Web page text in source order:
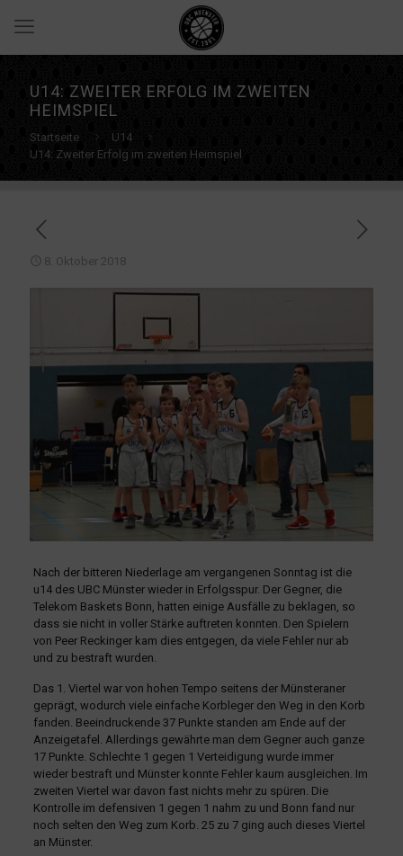
U14: ZWEITER ERFOLG IM ZWEITEN
HEIMSPIEL
Startseite
U14
U14: Zweiter Erfolg im zweiten Heimspiel
8. Oktober 2018
Nach der bitteren Niederlage am vergangenen Sonntag ist die
u14 des UBC Münster wieder in Erfolgsspur. Der Gegner, die
Telekom Baskets Bonn, hatten einige Ausfälle zu beklagen, so
dass sie nicht in voller Stärke auftreten konnten. Den Spielern
von Peer Reckinger kam dies entgegen, da viele Fehler nur ab
und zu bestraft wurden.
Das 1. Viertel war von hohen Tempo seitens der Münsteraner
geprägt, wodurch viele einfache Korbleger den Weg in den Korb
fanden. Beeindruckende 37 Punkte standen am Ende auf der
Anzeigetafel. Allerdings gewährte man dem Gegner auch ganze
17 Punkte. Schlechte 1 gegen 1 Verteidigung wurde immer
wieder bestraft und Münster konnte Fehler kaum ausgleichen. Im
zweiten Viertel war davon fast nichts mehr zu spüren. Die
Kontrolle im defensiven 1 gegen 1 nahm zu und Bonn fand nur
noch selten den Weg zum Korb. 25 zu 7 ging auch dieses Viertel
an Münster.